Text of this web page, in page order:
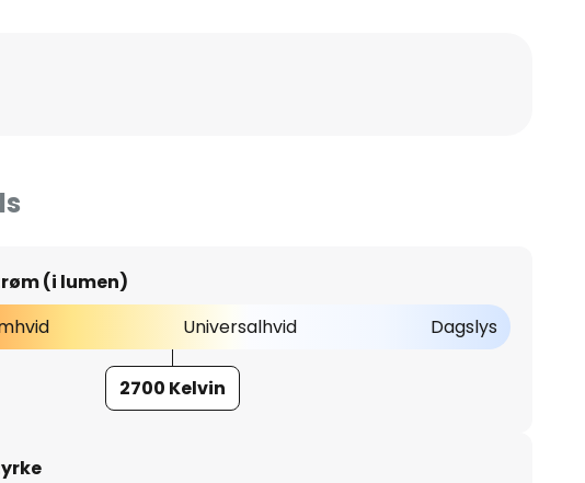
(i lumen)
Universalhvid Dagslys
2700 Kelvin